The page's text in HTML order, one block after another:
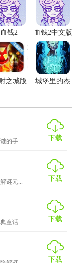
景中的物品解决难
点，选择合适的技
合理利用可以化
发生。
胜的剧情和富有
的冒险之旅。无
这款游戏中找到
勇气、智慧与牺
血钱2 血钱2中文版
之城版
城堡里的杰
的手...
下载
谜元...
下载
童话...
下载
下载